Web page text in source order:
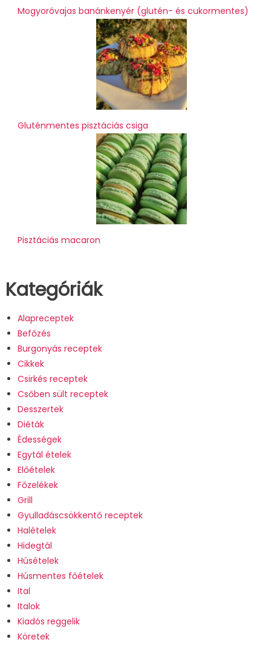
Mogyoróvajas banánkenyér (glutén- és cukormentes)
Gluténmentes pisztáciás csiga
Pisztáciás macaron
Kategóriák
Alapreceptek
Befőzés
Burgonyás receptek
Cikkek
Csirkés receptek
Csőben sült receptek
Desszertek
Diéták
Édességek
Egytál ételek
Előételek
Főzelékek
Grill
Gyulladáscsökkentő receptek
Halételek
Hidegtál
Húsételek
Húsmentes főételek
Ital
Italok
Kiadós reggelik
Köretek